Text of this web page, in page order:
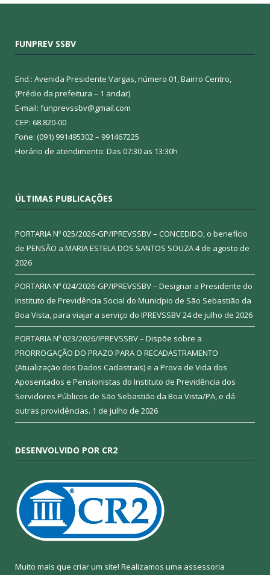
FUNPREV SSBV
End.: Avenida Presidente Vargas, número 01, Bairro Centro,
(Prédio da prefeitura – 1 andar)
E-mail: funprevssbv@gmail.com
CEP: 68.820-00
Fone: (091) 991495302 – 991467225
Horário de atendimento: Das 07:30 as 13:30h
ÚLTIMAS PUBLICAÇÕES
PORTARIA Nº 025/2026-GP/IPREVSSBV – CONCEDIDO, o benefício
de PENSÃO a MARIA ESTELA DOS SANTOS SOUZA4 de agosto de
2026
PORTARIA Nº 024/2026-GP/IPREVSSBV – Designar a Presidente do
Instituto de Previdência Social do Município de São Sebastião da
Boa Vista, para viajar a serviço do IPREVSSBV24 de julho de 2026
PORTARIA Nº 023/2026/IPREVSSBV – Dispõe sobre a
PRORROGAÇÃO DO PRAZO PARA O RECADASTRAMENTO
(Atualização dos Dados Cadastrais) e a Prova de Vida dos
Aposentados e Pensionistas do Instituto de Previdência dos
Servidores Públicos de São Sebastião da Boa Vista/PA, e dá
outras providências. 1 de julho de 2026
DESENVOLVIDO POR CR2
Muito mais que criar um site! Realizamos uma assessoria